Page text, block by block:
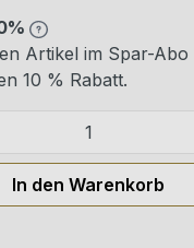
Artikel im Spar-
10 % Rabatt.
In den Warenkorb